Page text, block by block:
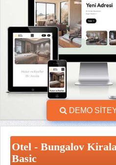
DEMO
Otel - Bungalov
Basic